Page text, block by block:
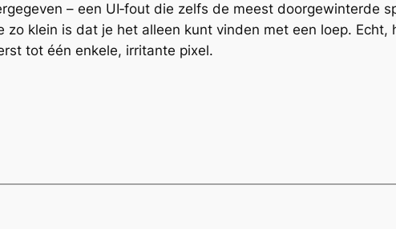
– een UI‑fout die zelfs de meest doorgewinterde
zo klein is dat je het alleen kunt vinden met een loep.
tot één enkele, irritante pixel.